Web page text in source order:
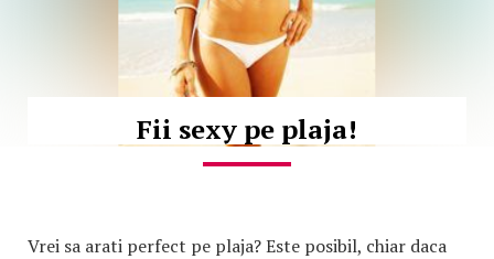
Fii sexy pe plaja!
Vrei sa arati perfect pe plaja? Este posibil, chiar daca